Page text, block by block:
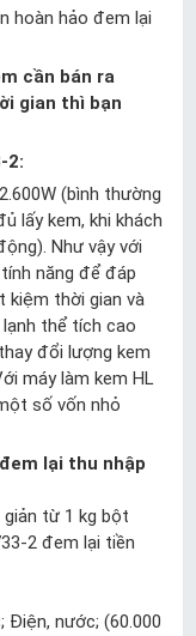
hoàn hảo đem lại
cần bán ra
gian thì bạn
2:
(bình thường
lấy kem, khi khách
Như vậy với
năng để đáp
kiệm thời gian và
thể tích cao
đổi lượng kem
máy làm kem HL
số vốn nhỏ
lại thu nhập
từ 1 kg bột
2 đem lại tiền
Điện, nước; (60.000